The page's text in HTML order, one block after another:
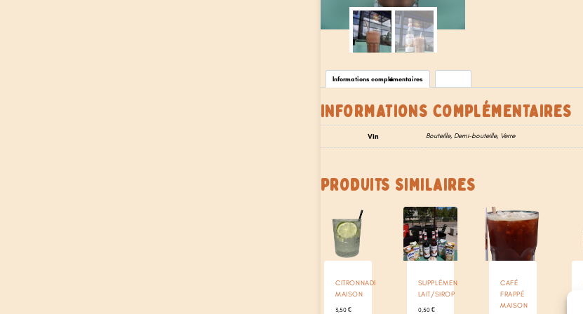
Informations complémentaires
INFORMATIONS COMPLÉMENTAIRES
Vin Bouteille, Demi-bouteille, Verre
PRODUITS SIMILAIRES
CITRONNADE
MAISON
3,50 €
SUPPLÉMENT
LAIT/SIROP
0,50 €
CAFÉ
FRAPPÉ
MAISON